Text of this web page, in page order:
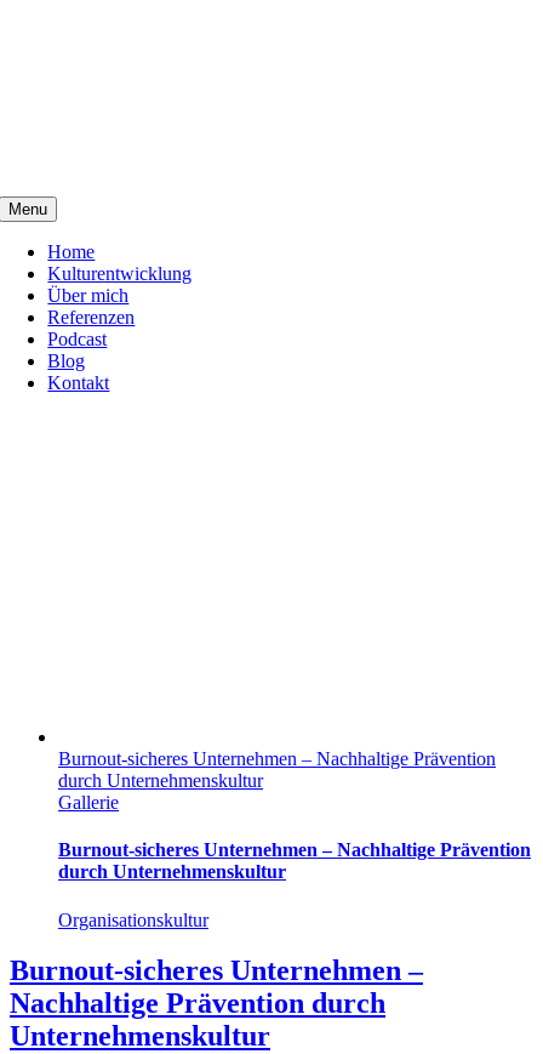
Menu
Home
Kulturentwicklung
Über mich
Referenzen
Podcast
Blog
Kontakt
Burnout-sicheres Unternehmen – Nachhaltige Prävention
durch Unternehmenskultur
Gallerie
Burnout-sicheres Unternehmen – Nachhaltige Prävention
durch Unternehmenskultur
Organisationskultur
Burnout-sicheres Unternehmen –
Nachhaltige Prävention durch
Unternehmenskultur